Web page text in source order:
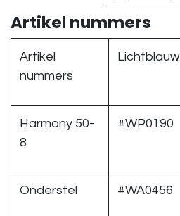
Artikel nummers
Artikel
nummers
Lichtblauw
Harmony 50-
8
#WP0190
Onderstel #WA0456